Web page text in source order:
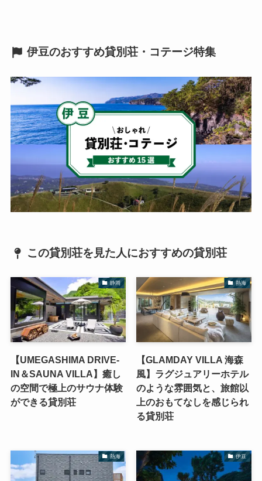
伊豆のおすすめ貸別荘・コテージ特集
この貸別荘を見た人におすすめの貸別荘
静岡
【UMEGASHIMA DRIVE-
IN＆SAUNA VILLA】癒し
の空間で極上のサウナ体験
ができる貸別荘
熱海
【GLAMDAY VILLA 海森
風】ラグジュアリーホテル
のような雰囲気と、旅館以
上のおもてなしを感じられ
る貸別荘
熱海 伊豆